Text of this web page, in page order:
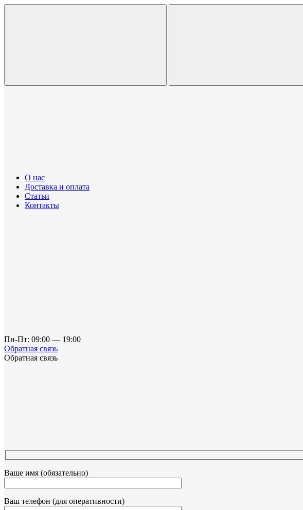
О нас
Доставка и оплата
Статьи
Контакты
Пн-Пт: 09:00 — 19:00
Обратная связь
Обратная связь
Ваше имя (обязательно)
Ваш телефон (для оперативности)